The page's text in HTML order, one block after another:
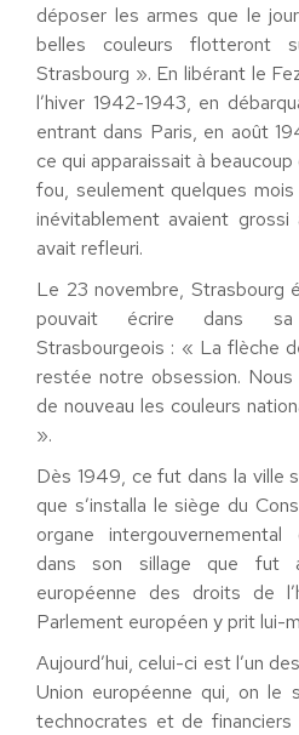
déposer les armes que le
belles couleurs flotteront
Strasbourg ». En libérant le
l’hiver 1942-1943, en
entrant dans Paris, en août
ce qui apparaissait à
fou, seulement quelques
inévitablement avaient grossi
avait refleuri.
Le 23 novembre, Strasbourg
pouvait écrire dans sa
Strasbourgeois : « La flèche
restée notre obsession. Nous
de nouveau les couleurs
».
Dès 1949, ce fut dans la ville
que s’installa le siège du
organe
dans son sillage que fut
européenne des droits de
Parlement européen y prit lui-
Aujourd’hui, celui-ci est l’un
Union européenne qui, on le
technocrates et de